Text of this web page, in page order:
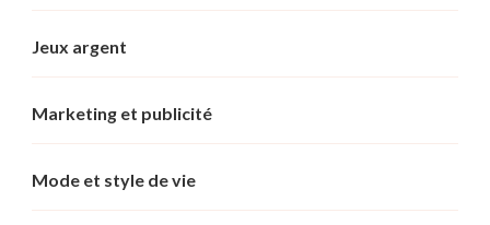
Jeux argent
Marketing et publicité
Mode et style de vie